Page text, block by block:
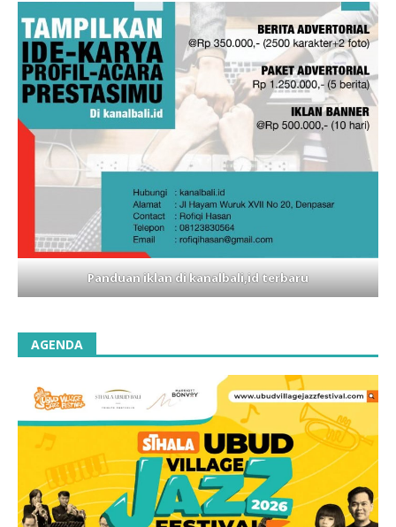
Panduan iklan di kanalbali,id terbaru
AGENDA